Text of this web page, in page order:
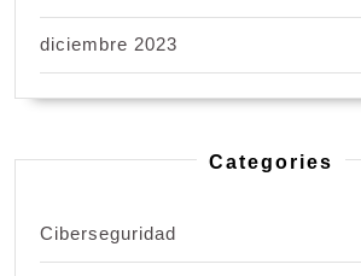
diciembre 2023
Categories
Ciberseguridad